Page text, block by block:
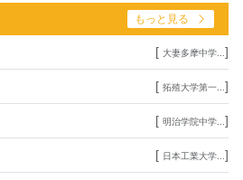
もっと見る
[ 大妻多摩中学... ]
[ 拓殖大学第一... ]
[ 明治学院中学... ]
[ 日本工業大学... ]